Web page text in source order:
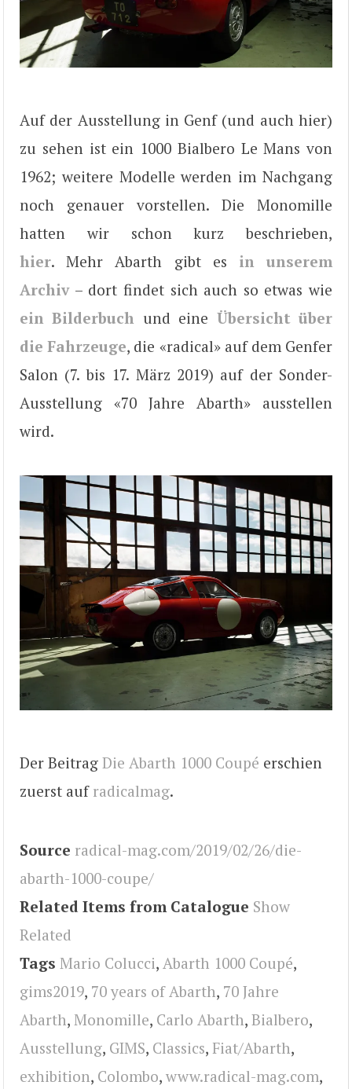
Auf der Ausstellung in Genf (und auch hier)
zu sehen ist ein 1000 Bialbero Le Mans von
1962; weitere Modelle werden im Nachgang
noch genauer vorstellen. Die Monomille
hatten wir schon kurz beschrieben,
hier. Mehr Abarth gibt es in unserem
Archiv– dort findet sich auch so etwas wie
ein Bilderbuch und eine Übersicht über
die Fahrzeuge, die «radical» auf dem Genfer
Salon (7. bis 17. März 2019) auf der Sonder-
Ausstellung «70 Jahre Abarth» ausstellen
wird.
Der Beitrag Die Abarth 1000 Coupé erschien
zuerst auf radicalmag.
Source radical-mag.com/2019/02/26/die-
abarth-1000-coupe/
Related Items from Catalogue Show
Related
Tags Mario Colucci, Abarth 1000 Coupé,
gims2019, 70 years of Abarth, 70 Jahre
Abarth, Monomille, Carlo Abarth, Bialbero,
Ausstellung, GIMS, Classics, Fiat/Abarth,
exhibition, Colombo, www.radical-mag.com,